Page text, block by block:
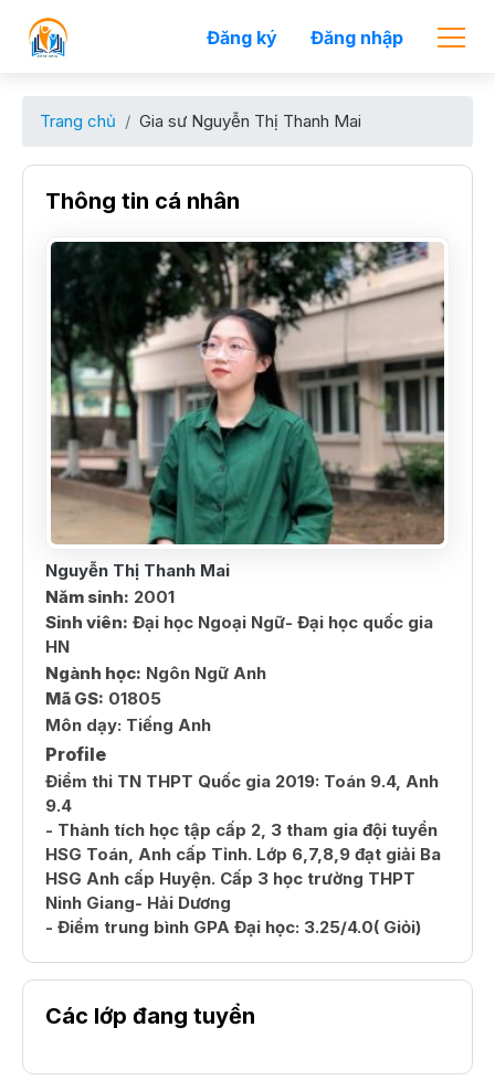
Đăng ký Đăng nhập
Trang chủ Gia sư Nguyễn Thị Thanh Mai
Thông tin cá nhân
Nguyễn Thị Thanh Mai
Năm sinh: 2001
Sinh viên: Đại học Ngoại Ngữ- Đại học quốc gia
HN
Ngành học: Ngôn Ngữ Anh
Mã GS: 01805
Môn dạy: Tiếng Anh
Profile
Điểm thi TN THPT Quốc gia 2019: Toán 9.4, Anh
9.4
- Thành tích học tập cấp 2, 3 tham gia đội tuyển
HSG Toán, Anh cấp Tỉnh. Lớp 6,7,8,9 đạt giải Ba
HSG Anh cấp Huyện. Cấp 3 học trường THPT
Ninh Giang- Hải Dương
- Điểm trung bình GPA Đại học: 3.25/4.0( Giỏi)
Các lớp đang tuyển